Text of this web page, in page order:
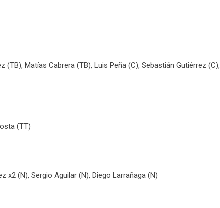
(TB), Matías Cabrera (TB), Luis Peña (C), Sebastián Gutiérrez (C),
(TT)
x2 (N), Sergio Aguilar (N), Diego Larrañaga (N)